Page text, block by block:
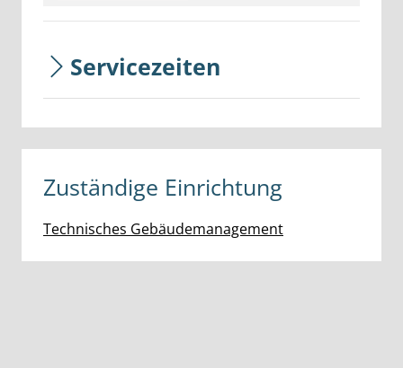
Servicezeiten
Zuständige Einrichtung
Technisches Gebäudemanagement